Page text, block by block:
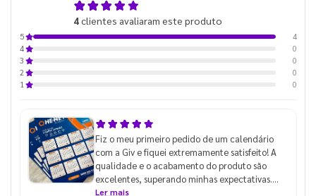
4clientes avaliaram este produto
5
4
4
0
3
0
2
0
1
0
Fiz o meu primeiro pedido de um calendário
com a Giv e fiquei extremamente satisfeito! A
qualidade e o acabamento do produto são
excelentes, superando minhas expectativas.
Além disso, o pedido foi produzido e enviado de
Ler mais